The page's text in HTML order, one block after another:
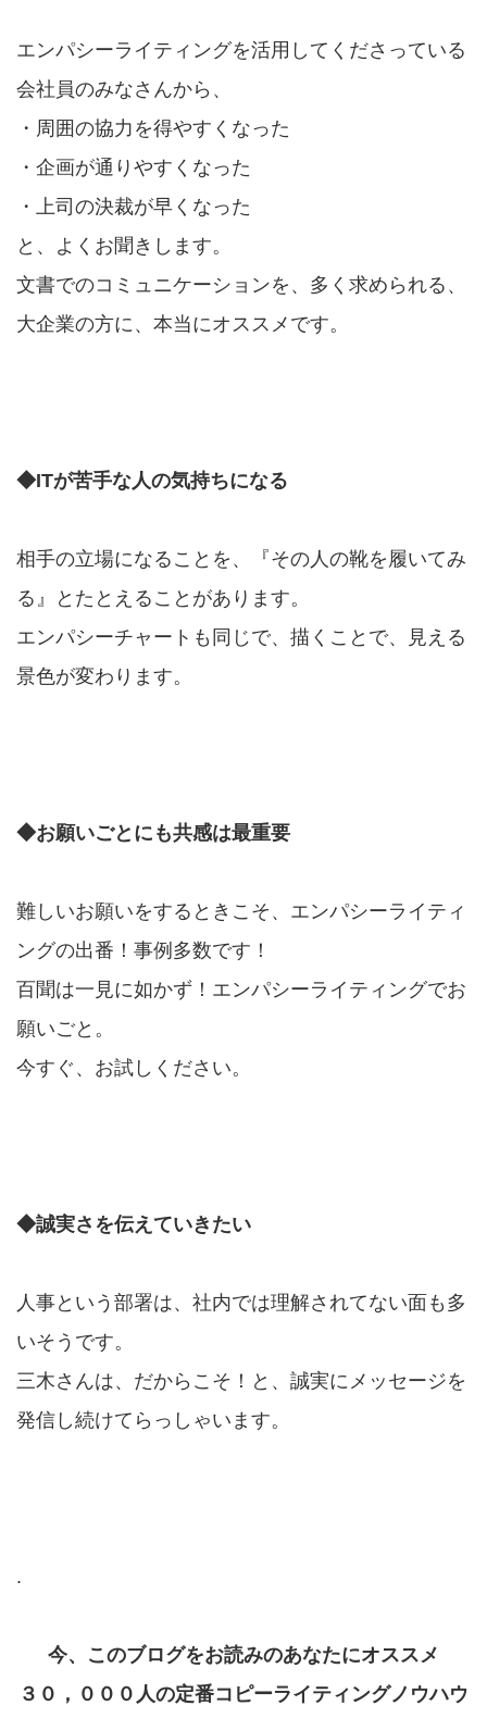
エンパシーライティングを活用してくださっている
会社員のみなさんから、
・周囲の協力を得やすくなった
・企画が通りやすくなった
・上司の決裁が早くなった
と、よくお聞きします。
文書でのコミュニケーションを、多く求められる、
大企業の方に、本当にオススメです。
◆ITが苦手な人の気持ちになる
相手の立場になることを、『その人の靴を履いてみ
る』とたとえることがあります。
エンパシーチャートも同じで、描くことで、見える
景色が変わります。
◆お願いごとにも共感は最重要
難しいお願いをするときこそ、エンパシーライティ
ングの出番！事例多数です！
百聞は一見に如かず！エンパシーライティングでお
願いごと。
今すぐ、お試しください。
◆誠実さを伝えていきたい
人事という部署は、社内では理解されてない面も多
いそうです。
三木さんは、だからこそ！と、誠実にメッセージを
発信し続けてらっしゃいます。
.
今、このブログをお読みのあなたにオススメ
３０，０００人の定番コピーライティングノウハウ